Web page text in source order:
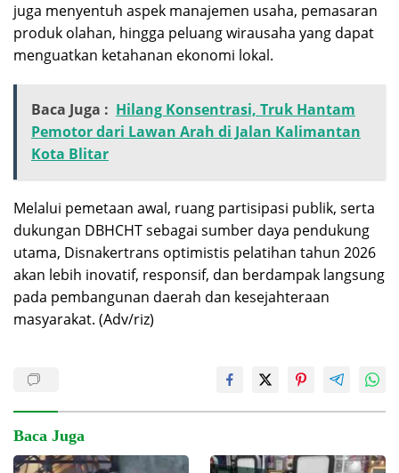
juga menyentuh aspek manajemen usaha, pemasaran
produk olahan, hingga peluang wirausaha yang dapat
menguatkan ketahanan ekonomi lokal.
Baca Juga : Hilang Konsentrasi, Truk Hantam
Pemotor dari Lawan Arah di Jalan Kalimantan
Kota Blitar
Melalui pemetaan awal, ruang partisipasi publik, serta
dukungan DBHCHT sebagai sumber daya pendukung
utama, Disnakertrans optimistis pelatihan tahun 2026
akan lebih inovatif, responsif, dan berdampak langsung
pada pembangunan daerah dan kesejahteraan
masyarakat. (Adv/riz)
Baca Juga